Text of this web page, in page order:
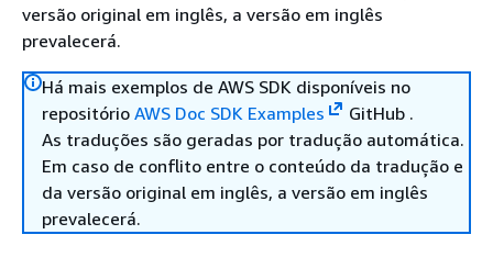
versão original em inglês, a versão em inglês
prevalecerá.
Há mais exemplos de AWS SDK disponíveis no
repositório AWS Doc SDK Examples
GitHub .
As traduções são geradas por tradução automática.
Em caso de conflito entre o conteúdo da tradução e
da versão original em inglês, a versão em inglês
prevalecerá.